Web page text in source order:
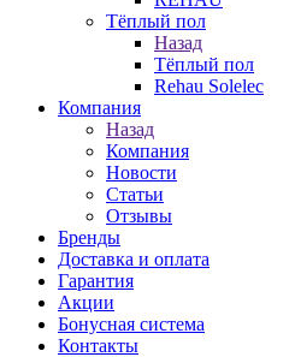
Тёплый пол
Назад
Тёплый пол
Rehau Solelec
Компания
Назад
Компания
Новости
Статьи
Отзывы
Бренды
Доставка и оплата
Гарантия
Акции
Бонусная система
Контакты